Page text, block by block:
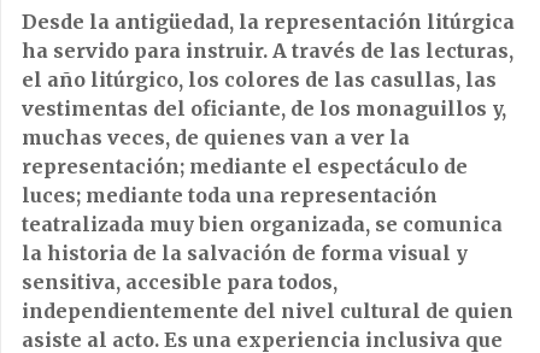
Desde la antigüedad, la representación litúrgica
ha servido para instruir. A través de las lecturas,
el año litúrgico, los colores de las casullas, las
vestimentas del oficiante, de los monaguillos y,
muchas veces, de quienes van a ver la
representación; mediante el espectáculo de
luces; mediante toda una representación
teatralizada muy bien organizada, se comunica
la historia de la salvación de forma visual y
sensitiva, accesible para todos,
independientemente del nivel cultural de quien
asiste al acto. Es una experiencia inclusiva que